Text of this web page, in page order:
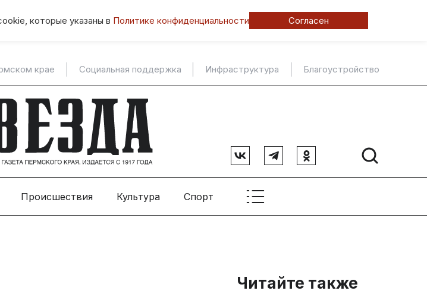
которые указаны в Политике конфиденциальности Согласен
крае Социальная поддержка Инфраструктура Благоустройство
Происшествия Культура Спорт
Читайте также